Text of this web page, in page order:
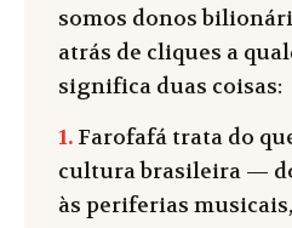
somos donos
atrás de cliques a
significa duas coisas:
1. Farofafá trata do
cultura brasileira —
às periferias